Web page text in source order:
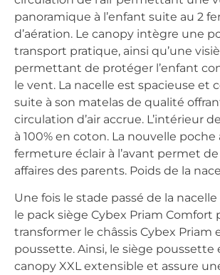
panoramique à l’enfant suite au 2
d’aération. Le canopy intègre une
transport pratique, ainsi qu’une
permettant de protéger l’enfant
le vent. La nacelle est spacieuse et
suite à son matelas de qualité
circulation d’air accrue. L’intérieur
à 100% en coton. La nouvelle poche
fermeture éclair à l’avant permet
affaires des parents. Poids de la
Une fois le stade passé de la
le pack siège Cybex Priam Comfort
transformer le châssis Cybex Priam
poussette. Ainsi, le siège poussette
canopy XXL extensible et assure